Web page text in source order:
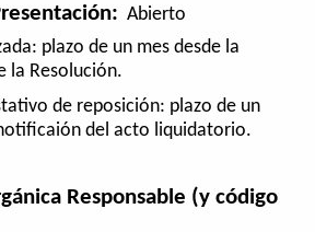
Abierto
plazo de un mes desde la
la Resolución.
de reposición: plazo de un
del acto liquidatorio.
Responsable (y código